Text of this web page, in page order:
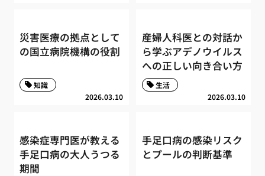
災害医療の拠点として
の国立病院機構の役割
2026.03.10
知識
産婦人科医との対話か
ら学ぶアデノウイルス
への正しい向き合い方
2026.03.10
生活
感染症専門医が教える
手足口病の大人うつる
期間
手足口病の感染リスク
とプールの判断基準